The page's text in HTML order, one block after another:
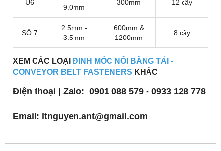
U6
9.0mm
300mm 12 cây
SỐ 7
2.5mm -
3.5mm
600mm &
1200mm
8 cây
XEM CÁC LOẠI ĐINH MÓC NỐI BĂNG TẢI -
CONVEYOR BELT FASTENERS KHÁC
Điện thoại | Zalo: 0901 088 579 - 0933 128 778
Email : ltnguyen.ant@gmail.com